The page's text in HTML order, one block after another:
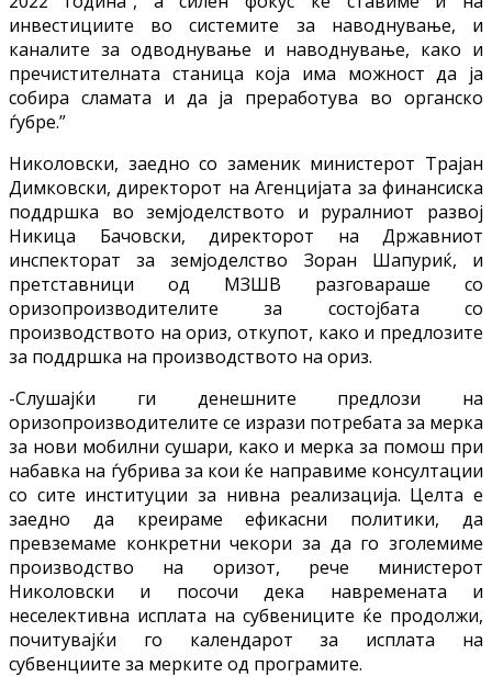
инвестициите во системите за наводнување, и
каналите за одводнување и наводнување, како и
пречистителната станица која има можност да ја
собира сламата и да ја преработува во органско
ѓубре.”
Николовски, заедно со заменик министерот Трајан
Димковски, директорот на Агенцијата за финансиска
поддршка во земјоделството и руралниот развој
Никица Бачовски, директорот на Државниот
инспекторат за земјоделство Зоран Шапуриќ, и
претставници од МЗШВ разговараше со
оризопроизводителите за состојбата со
производството на ориз, откупот, како и предлозите
за поддршка на производството на ориз.
-Слушајќи ги денешните предлози на
оризопроизводителите се изрази потребата за мерка
за нови мобилни сушари, како и мерка за помош при
набавка на ѓубрива за кои ќе направиме консултации
со сите институции за нивна реализација. Целта е
заедно да креираме ефикасни политики, да
превземаме конкретни чекори за да го зголемиме
производство на оризот, рече министерот
Николовски и посочи дека навремената и
неселективна исплата на субвениците ќе продолжи,
почитувајќи го календарот за исплата на
субвенциите за мерките од програмите.